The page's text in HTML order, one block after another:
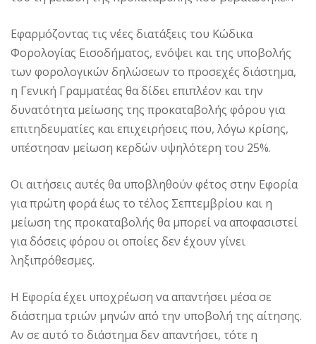
Εφαρμόζοντας τις νέες διατάξεις του Κώδικα
Φορολογίας Εισοδήματος, ενόψει και της υποβολής
των φορολογικών δηλώσεων το προσεχές διάστημα,
η Γενική Γραμματέας θα δίδει επιπλέον και την
δυνατότητα μείωσης της προκαταβολής φόρου για
επιτηδευματίες και επιχειρήσεις που, λόγω κρίσης,
υπέστησαν μείωση κερδών υψηλότερη του 25%.
Οι αιτήσεις αυτές θα υποβληθούν φέτος στην Εφορία
για πρώτη φορά έως το τέλος Σεπτεμβρίου και η
μείωση της προκαταβολής θα μπορεί να αποφασιστεί
για δόσεις φόρου οι οποίες δεν έχουν γίνει
ληξιπρόθεσμες.
Η Εφορία έχει υποχρέωση να απαντήσει μέσα σε
διάστημα τριών μηνών από την υποβολή της αίτησης.
Αν σε αυτό το διάστημα δεν απαντήσει, τότε η